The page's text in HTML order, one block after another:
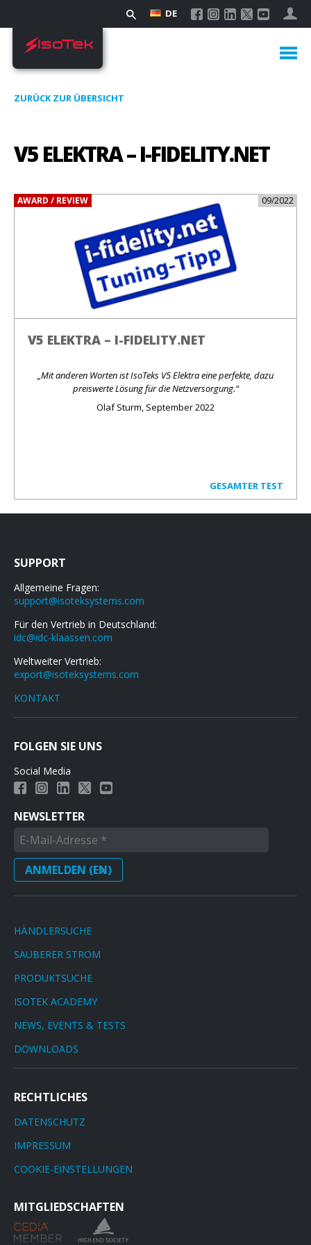
DE
ZURÜCK ZUR ÜBERSICHT
V5 ELEKTRA – I-FIDELITY.NET
AWARD / REVIEW 09/2022
V5 ELEKTRA – I-FIDELITY.NET
„Mit anderen Worten ist IsoTeks V5 Elektra eine perfekte, dazu
preiswerte Lösung für die Netzversorgung.“
Olaf Sturm, September 2022
GESAMTER TEST
SUPPORT
Allgemeine Fragen:
support@isoteksystems.com
Für den Vertrieb in Deutschland:
idc@idc-klaassen.com
Weltweiter Vertrieb:
export@isoteksystems.com
KONTAKT
FOLGEN SIE UNS
Social Media
NEWSLETTER
HÄNDLERSUCHE
SAUBERER STROM
PRODUKTSUCHE
ISOTEK ACADEMY
NEWS, EVENTS & TESTS
DOWNLOADS
RECHTLICHES
DATENSCHUTZ
IMPRESSUM
COOKIE-EINSTELLUNGEN
MITGLIEDSCHAFTEN